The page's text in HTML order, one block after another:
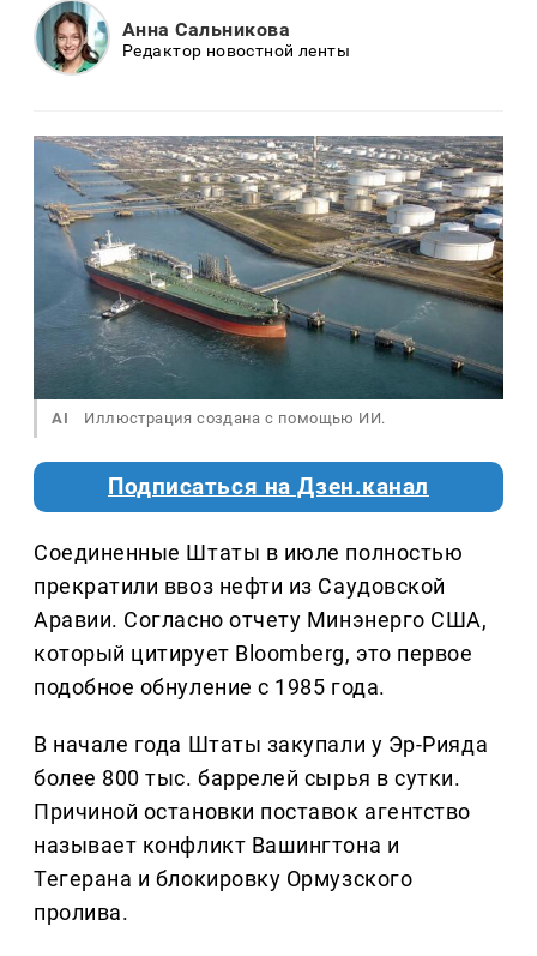
Анна Сальникова
Редактор новостной ленты
AI Иллюстрация создана с помощью ИИ.
Подписаться на Дзен.канал
Соединенные Штаты в июле полностью
прекратили ввоз нефти из Саудовской
Аравии. Согласно отчету Минэнерго США,
который цитирует Bloomberg, это первое
подобное обнуление с 1985 года.
В начале года Штаты закупали у Эр-Рияда
более 800 тыс. баррелей сырья в сутки.
Причиной остановки поставок агентство
называет конфликт Вашингтона и
Тегерана и блокировку Ормузского
пролива.